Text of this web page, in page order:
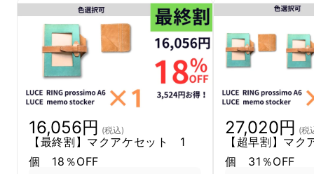
A6サイズの手帳やノートを入れて使っていた
だけます。
16,056円 (税込)
【最終割】マクアケセット 1
個 18％OFF
27,020円 (税
【超早割】マ
個 31％OFF